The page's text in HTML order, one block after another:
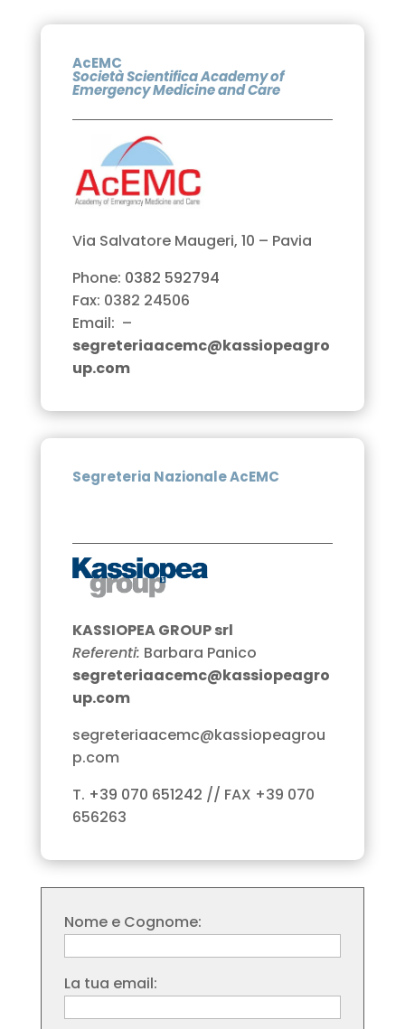
AcEMC
Società Scientifica Academy of
Emergency Medicine and Care
Via Salvatore Maugeri, 10 – Pavia
Phone: 0382 592794
Fax: 0382 24506
Email: –
segreteriaacemc@kassiopeagro
up.com
Segreteria Nazionale AcEMC
KASSIOPEA GROUP srl
Referenti: Barbara Panico
segreteriaacemc@kassiopeagro
up.com
segreteriaacemc@kassiopeagrou
p.com
T. +39 070 651242 // FAX +39 070
656263
Nome e Cognome:
La tua email: